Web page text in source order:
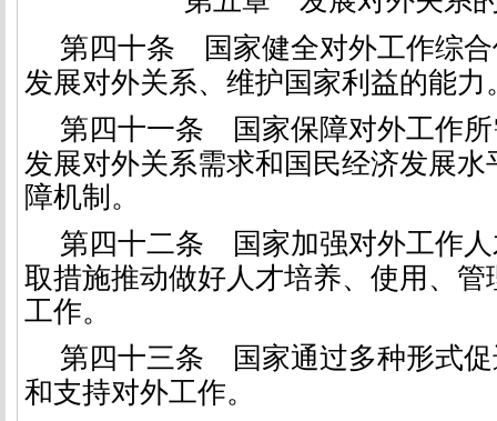
第四十条 国家健全对外工作综
发展对外关系、维护国家利益的能力
第四十一条 国家保障对外工作
发展对外关系需求和国民经济发展
障机制。
第四十二条 国家加强对外工作
取措施推动做好人才培养、使用、管
工作。
第四十三条 国家通过多种形式
和支持对外工作。